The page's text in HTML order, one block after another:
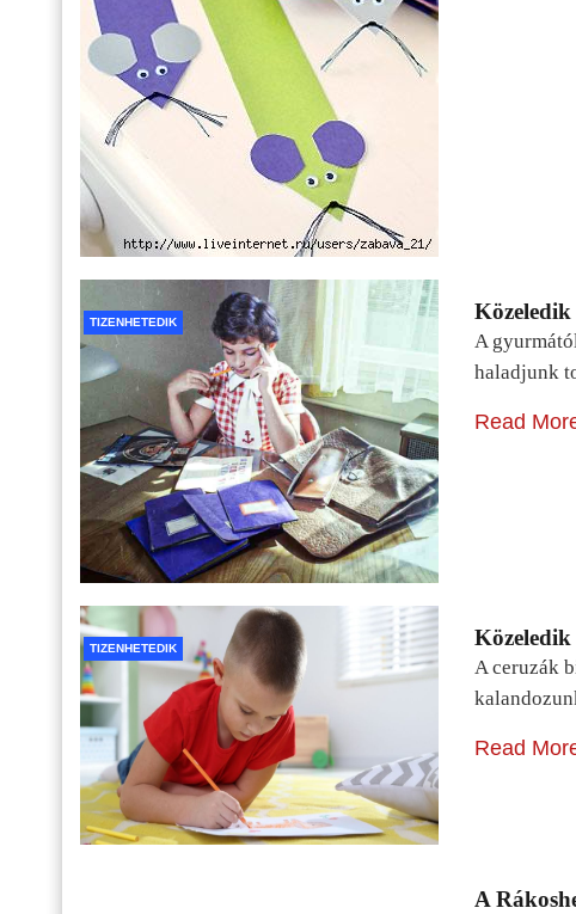
TIZENHETEDIK Közeledik
A
haladjunk
Read
TIZENHETEDIK Közeledik
A ceruzák
Read
A